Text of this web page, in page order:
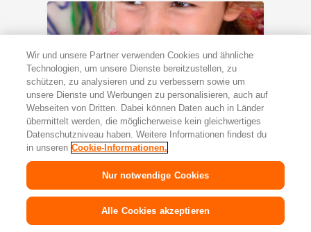
Rezept
Mini-Hotdog mit Coleslaw
Wir und unsere Partner verwenden Cookies und ähnliche
Technologien, um unsere Dienste bereitzustellen, zu
schützen, zu analysieren und zu verbessern sowie um
unsere Dienste und Werbungen zu personalisieren, auch auf
Webseiten von Dritten. Dabei können Daten auch in Länder
übermittelt werden, die möglicherweise kein gleichwertiges
Datenschutzniveau haben. Weitere Informationen findest du
in unseren Cookie-Informationen.
Nur notwendige Cookies
Alle Cookies akzeptieren